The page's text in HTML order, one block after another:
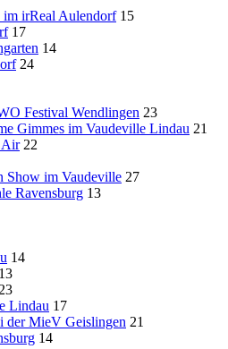
im irReal Aulendorf 15
17
14
24
Festival Wendlingen 23
Gimmes im Vaudeville Lindau 21
Air 22
Show im Vaudeville 27
Ravensburg 13
14
13
23
Lindau 17
der MieV Geislingen 21
14